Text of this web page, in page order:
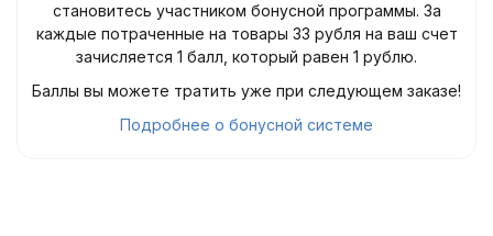
становитесь участником бонусной программы. За
каждые потраченные на товары 33 рубля на ваш счет
зачисляется 1 балл, который равен 1 рублю.
Баллы вы можете тратить уже при следующем заказе!
Подробнее о бонусной системе